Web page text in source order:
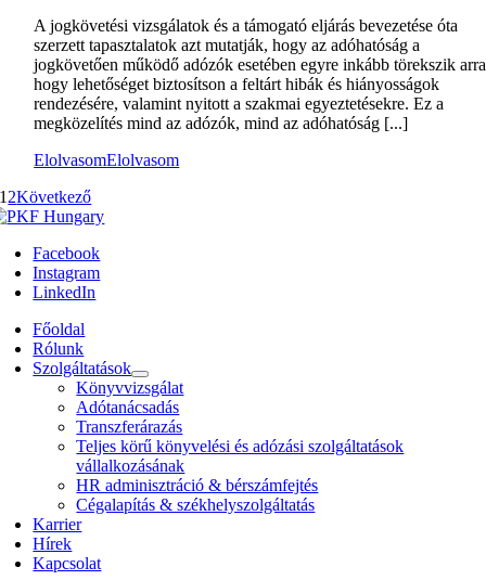
A jogkövetési vizsgálatok és a támogató eljárás bevezetése óta
szerzett tapasztalatok azt mutatják, hogy az adóhatóság a
jogkövetően működő adózók esetében egyre inkább törekszik
hogy lehetőséget biztosítson a feltárt hibák és hiányosságok
rendezésére, valamint nyitott a szakmai egyeztetésekre. Ez a
megközelítés mind az adózók, mind az adóhatóság [...]
ElolvasomElolvasom
1 2Következő
Facebook
Instagram
LinkedIn
Főoldal
Rólunk
Szolgáltatások
Könyvvizsgálat
Adótanácsadás
Transzferárazás
Teljes körű könyvelési és adózási szolgáltatások
vállalkozásának
HR adminisztráció & bérszámfejtés
Cégalapítás & székhelyszolgáltatás
Karrier
Hírek
Kapcsolat